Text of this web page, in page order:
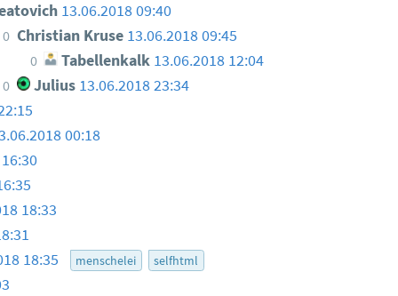
13.06.2018 09:40
0 Christian Kruse 13.06.2018 09:45
0 Tabellenkalk 13.06.2018 12:04
0 Julius 13.06.2018 23:34
00:18
18:33
18:35
menschelei selfhtml